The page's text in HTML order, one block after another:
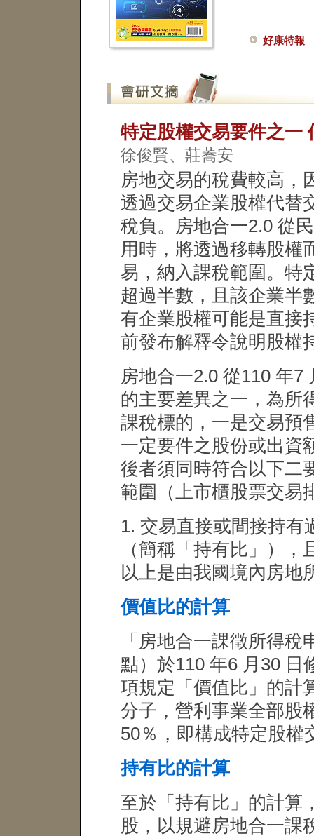
好康特報
特定股權交易要件之一
徐俊賢、莊蕎安
房地交易的稅費較高，
透過交易企業股權代替
稅負。房地合一2.0 從
用時，將透過移轉股權
易，納入課稅範圍。特
超過半數，且該企業半
有企業股權可能是直接
前發布解釋令說明股權
房地合一2.0 從110 年7
的主要差異之一，為所
課稅標的，一是交易預
一定要件之股份或出資
後者須同時符合以下二
範圍（上市櫃股票交易
1. 交易直接或間接持有
（簡稱「持有比」）
以上是由我國境內房地
價值比的計算
「房地合一課徵所得
點）於110 年6 月30 日
項規定「價值比」的計
分子，營利事業全部股
50％，即構成特定股權
持有比的計算
至於「持有比」的計算
股，以規避房地合一課